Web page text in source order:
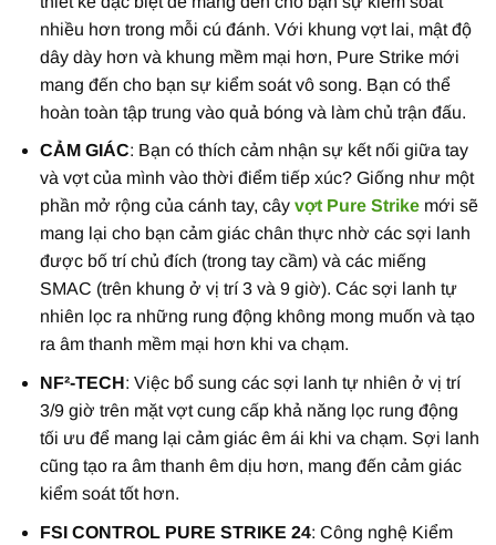
nhiều hơn trong mỗi cú đánh. Với khung vợt lai, mật độ
dây dày hơn và khung mềm mại hơn, Pure Strike mới
mang đến cho bạn sự kiểm soát vô song. Bạn có thể
hoàn toàn tập trung vào quả bóng và làm chủ trận đấu.
CẢM GIÁC: Bạn có thích cảm nhận sự kết nối giữa tay
và vợt của mình vào thời điểm tiếp xúc? Giống như một
phần mở rộng của cánh tay, cây vợt Pure Strikemới sẽ
mang lại cho bạn cảm giác chân thực nhờ các sợi lanh
được bố trí chủ đích (trong tay cầm) và các miếng
SMAC (trên khung ở vị trí 3 và 9 giờ). Các sợi lanh tự
nhiên lọc ra những rung động không mong muốn và tạo
ra âm thanh mềm mại hơn khi va chạm.
NF²-TECH: Việc bổ sung các sợi lanh tự nhiên ở vị trí
3/9 giờ trên mặt vợt cung cấp khả năng lọc rung động
tối ưu để mang lại cảm giác êm ái khi va chạm. Sợi lanh
cũng tạo ra âm thanh êm dịu hơn, mang đến cảm giác
kiểm soát tốt hơn.
FSI CONTROL PURE STRIKE 24: Công nghệ Kiểm